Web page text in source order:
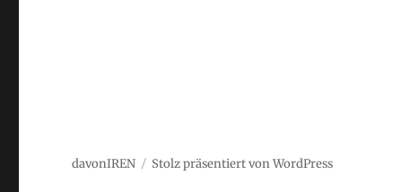
davonIREN Stolz präsentiert von WordPress